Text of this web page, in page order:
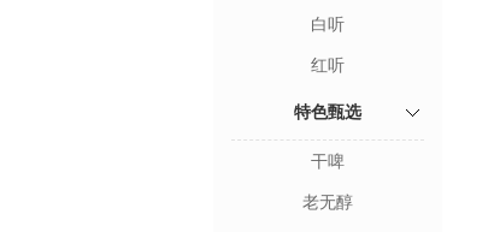
白听
红听
特色甄选
干啤
老无醇